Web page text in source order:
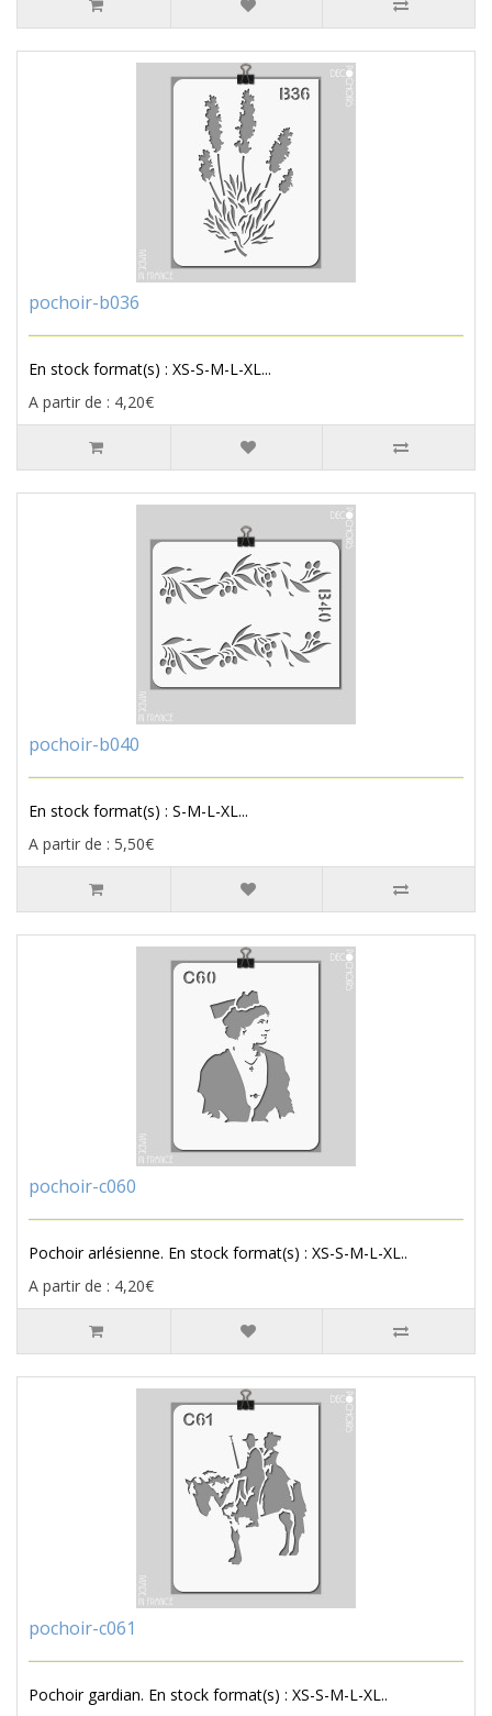
pochoir-b036
En stock format(s) : XS-S-M-L-XL...
A partir de : 4,20€
pochoir-b040
En stock format(s) : S-M-L-XL...
A partir de : 5,50€
pochoir-c060
Pochoir arlésienne. En stock format(s) : XS-S-M-L-XL..
A partir de : 4,20€
pochoir-c061
Pochoir gardian. En stock format(s) : XS-S-M-L-XL..